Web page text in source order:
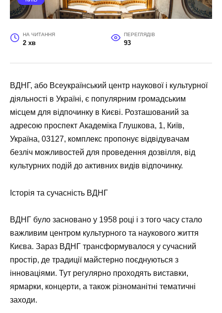
НА ЧИТАННЯ
2 хв
ПЕРЕГЛЯДІВ
93
ВДНГ, або Всеукраїнський центр наукової і культурної
діяльності в Україні, є популярним громадським
місцем для відпочинку в Києві. Розташований за
адресою проспект Академіка Глушкова, 1, Київ,
Україна, 03127, комплекс пропонує відвідувачам
безліч можливостей для проведення дозвілля, від
культурних подій до активних видів відпочинку.
Історія та сучасність ВДНГ
ВДНГ було засновано у 1958 році і з того часу стало
важливим центром культурного та наукового життя
Києва. Зараз ВДНГ трансформувалося у сучасний
простір, де традиції майстерно поєднуються з
інноваціями. Тут регулярно проходять виставки,
ярмарки, концерти, а також різноманітні тематичні
заходи.